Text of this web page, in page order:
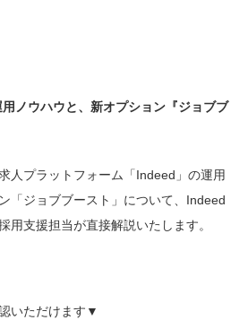
ノウハウと、新オプション『ジョブブ
人プラットフォーム「Indeed」の運用
「ジョブブースト」について、Indeed
用支援担当が直接解説いたします。
いただけます▼